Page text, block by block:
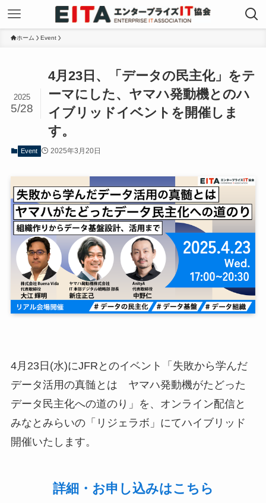
ホーム Event
4月23日、「データの民主化」をテ
ーマにした、ヤマハ発動機とのハ
イブリッドイベントを開催しま
す。
2025
5/28
Event 2025年3月20日
4月23日(水)にJFRとのイベント「失敗から学んだ
データ活用の真髄とは ヤマハ発動機がたどった
データ民主化への道のり」を、オンライン配信と
みなとみらいの「リジェラボ」にてハイブリッド
開催いたします。
詳細・お申し込みはこちら